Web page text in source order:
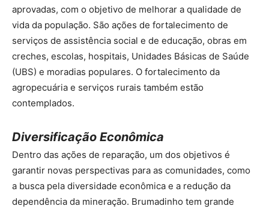
aprovadas, com o objetivo de melhorar a qualidade de
vida da população. São ações de fortalecimento de
serviços de assistência social e de educação, obras em
creches, escolas, hospitais, Unidades Básicas de Saúde
(UBS) e moradias populares. O fortalecimento da
agropecuária e serviços rurais também estão
contemplados.
Diversificação Econômica
Dentro das ações de reparação, um dos objetivos é
garantir novas perspectivas para as comunidades, como
a busca pela diversidade econômica e a redução da
dependência da mineração. Brumadinho tem grande